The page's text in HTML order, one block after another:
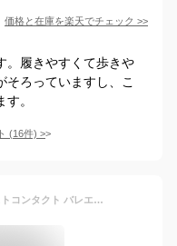
価格と在庫を楽天でチェック >>
。履きやすくて歩きや
ろっていますし、こ
。
(16件) >
日本製 FARST CONTACT ファーストコンタクト バレエシューズ フラットシューズ やわらかい パンプス 痛くない 脱げない レディース 靴 歩きやすい ローヒール コンフォートシューズ 低反発 小さいサイズ 3cmヒール ラウンドトゥ 通勤 オフィス カジュアル 40代 50代 60代